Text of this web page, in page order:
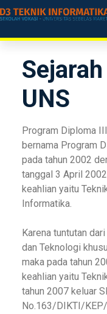
UNS
Program Diploma
bernama Program
pada tahun 2002
tanggal 3 April
keahlian yaitu
Informatika.
Karena tuntutan
dan Teknologi
maka pada tahun
keahlian yaitu
tahun 2007 keluar
No.163/DIKTI/